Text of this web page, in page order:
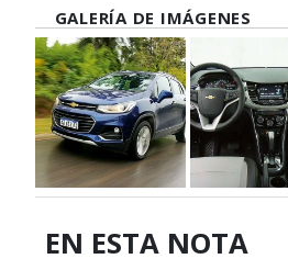
GALERÍA DE IMÁGENES
EN ESTA NOTA